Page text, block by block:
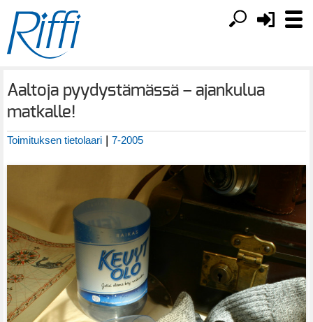
Aaltoja pyydystämässä – ajankulua
matkalle!
Toimituksen tietolaari | 7-2005